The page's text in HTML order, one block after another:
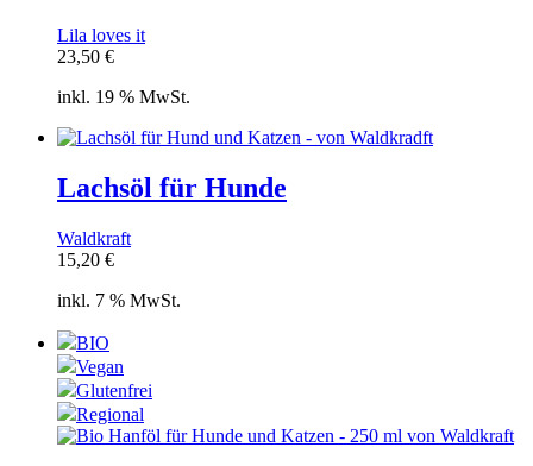
Lila loves it
23,50 €
inkl. 19 % MwSt.
Lachsöl für Hunde
Waldkraft
15,20 €
inkl. 7 % MwSt.
BIO
Vegan
Glutenfrei
Regional